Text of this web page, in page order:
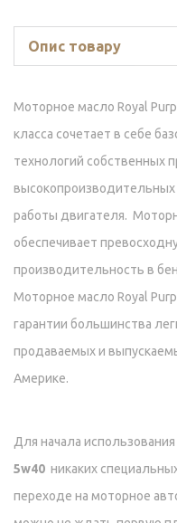
Опис товару
Моторное масло Royal
класса сочетает в себе
технологий собственных
работы двигателя.
обеспечивает
производительность в
Моторное масло Royal
гарантии большинства
продаваемых и
Америке.
Для начала
5w40 никаких
переходе на моторное